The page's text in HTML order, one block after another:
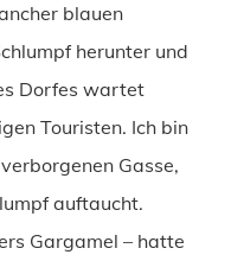
blauen
herunter und
Dorfes wartet
Touristen. Ich bin
Gasse,
auftaucht.
Gargamel – hatte